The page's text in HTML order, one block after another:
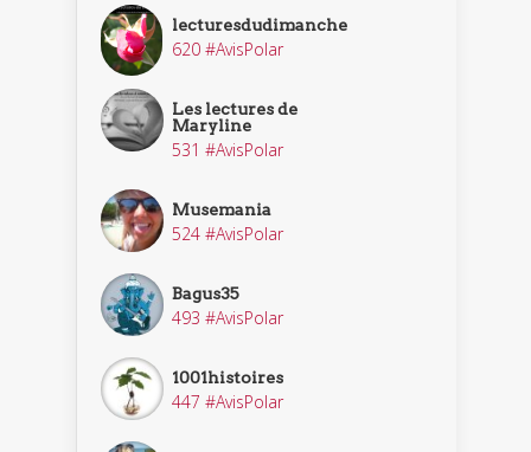
lecturesdudimanche
620 #AvisPolar
Les lectures de
Maryline
531 #AvisPolar
Musemania
524 #AvisPolar
Bagus35
493 #AvisPolar
1001histoires
447 #AvisPolar